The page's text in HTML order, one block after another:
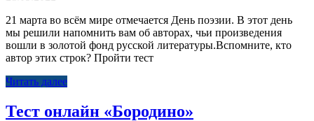
21 марта во всём мире отмечается День поэзии. В этот день
мы решили напомнить вам об авторах, чьи произведения
вошли в золотой фонд русской литературы.Вспомните, кто
автор этих строк? Пройти тест
Читать далее
Тест онлайн «Бородино»